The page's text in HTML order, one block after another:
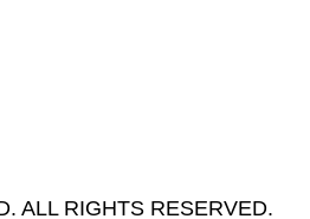
ALL RIGHTS RESERVED.